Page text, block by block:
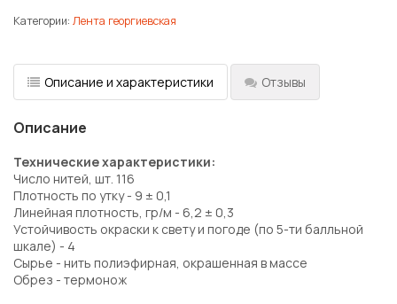
Категории: Лента георгиевская
Описание и характеристики Отзывы
Описание
Технические характеристики:
Число нитей, шт. 116
Плотность по утку - 9 ± 0,1
Линейная плотность, гр/м - 6,2 ± 0,3
Устойчивость окраски к свету и погоде (по 5-ти балльной
шкале) - 4
Сырье - нить полиэфирная, окрашенная в массе
Обрез - термонож